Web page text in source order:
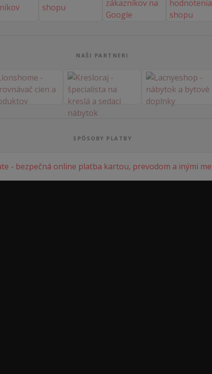
NAŠI PARTNERI
SPÔSOBY PLATBY